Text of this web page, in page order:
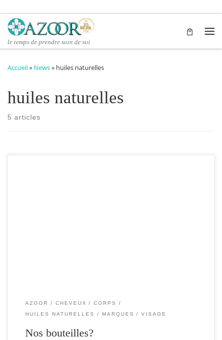
Passer au contenu
le temps de prendre soin de soi
Accueil» News» huiles naturelles
huiles naturelles
5 articles
AZOOR CHEVEUX
CORPS
HUILES NATURELLES
MARQUES VISAGE
Nos bouteilles?